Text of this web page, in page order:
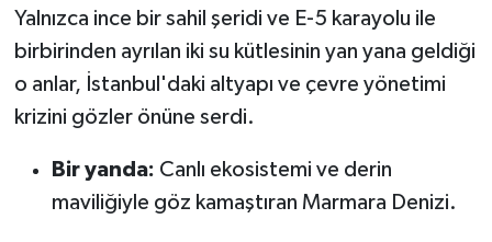
Yalnızca ince bir sahil şeridi ve E-5 karayolu ile
birbirinden ayrılan iki su kütlesinin yan yana geldiği
o anlar, İstanbul'daki altyapı ve çevre yönetimi
krizini gözler önüne serdi.
Bir yanda: Canlı ekosistemi ve derin
maviliğiyle göz kamaştıran Marmara Denizi.